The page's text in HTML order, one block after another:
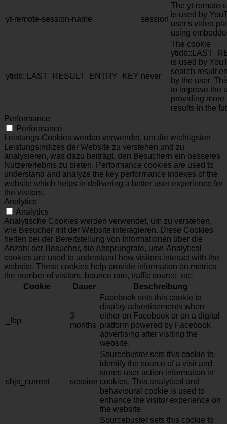
yt-remote-session-name session
The yt-remote-
is used by
user's video
using
ytidb::LAST_RESULT_ENTRY_KEY never
The cookie
is used by
search result
by the user.
to improve the
providing
results in the
Performance
Performance
Leistungs-Cookies werden verwendet, um die wichtigsten
Leistungsindizes der Website zu verstehen und zu
analysieren, was dazu beiträgt, den Besuchern ein besseres
Nutzererlebnis zu bieten. Performance cookies are used to
understand and analyze the key performance indexes of the
website which helps in delivering a better user experience for
the visitors.
Analytics
Analytics
Analytische Cookies werden verwendet, um zu verstehen,
wie Besucher mit der Website interagieren. Diese Cookies
helfen bei der Bereitstellung von Informationen über die
Anzahl der Besucher, die Absprungrate, usw. Analytical
cookies are used to understand how visitors interact with the
website. These cookies help provide information on metrics
the number of visitors, bounce rate, traffic source, etc.
Cookie
Dauer Beschreibung
_fbp
3
months
Facebook sets this cookie to
display advertisements when
either on Facebook or on a digital
platform powered by Facebook
advertising after visiting the
website.
sbjs_current session
Sourcebuster sets this cookie to
identify the source of a visit and
stores user action information in
cookies. This analytical and
behavioural cookie is used to
enhance the visitor experience on
the website.
Sourcebuster sets this cookie to